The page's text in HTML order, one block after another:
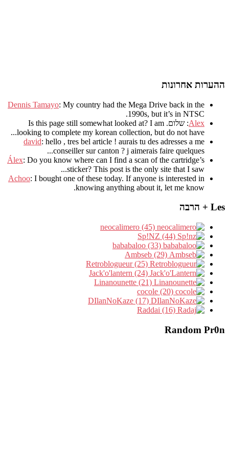
ההערות אחרונות
Dennis Tamayo: My country had the Mega Drive back in the
1990s, but it’s in NTSC
.
Alex: שלום. Is this page still somewhat looked at? I am
looking to complete my korean collection, but do not have..
.
david: hello , tres bel article ! aurais tu des adresses a me
conseiller sur canton ? j aimerais faire quelques..
.
Álex: Do you know where can I find a scan of the cartridge’s
sticker? This post is the only site that I saw...
Achoo: I bought one of these today. If anyone is interested in
knowing anything about it, let me know.
Les + הרבה
Random Pr0n